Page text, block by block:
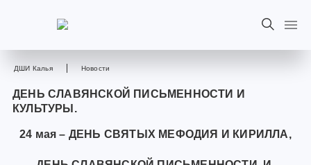
ДШИ Калья Новости
ДЕНЬ СЛАВЯНСКОЙ ПИСЬМЕННОСТИ И
КУЛЬТУРЫ.
24 мая – ДЕНЬ СВЯТЫХ МЕФОДИЯ И КИРИЛЛА,